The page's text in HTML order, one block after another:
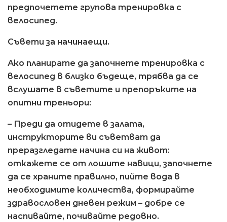
предпочетете групова тренировка с
велосипед.
Съвети за начинаещи.
Ако планирате да започнете тренировка с
велосипед в близко бъдеще, трябва да се
вслушате в съветите и препоръките на
опитни треньори:
– Преди да отидете в залата,
инструкторите ви съветват да
преразгледате начина си на живот:
откажете се от лошите навици, започнете
да се храните правилно, пийте вода в
необходимите количества, формирайте
здравословен дневен режим – добре се
наспивайте, почивайте редовно.